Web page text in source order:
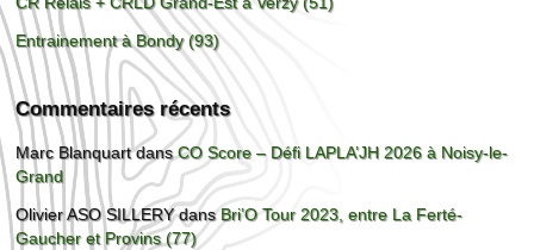
Entrainement à Bondy (93)
Commentaires récents
Marc BlanquartdansCO Score – Défi LAPLA’JH 2026 à Noisy-le-
Grand
Olivier ASO SILLERYdansBri’O Tour 2023, entre La Ferté-
Gaucher et Provins (77)